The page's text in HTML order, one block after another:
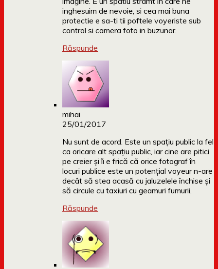
inghesuim de nevoie, si cea mai buna
protectie e sa-ti tii poftele voyeriste sub
control si camera foto in buzunar.
Răspunde
mihai
25/01/2017
Nu sunt de acord. Este un spațiu public la fel
ca oricare alt spațiu public, iar cine are pitici
pe creier și îi e frică că orice fotograf în
locuri publice este un potențial voyeur n-are
decât să stea acasă cu jaluzelele închise și
să circule cu taxiuri cu geamuri fumurii.
Răspunde